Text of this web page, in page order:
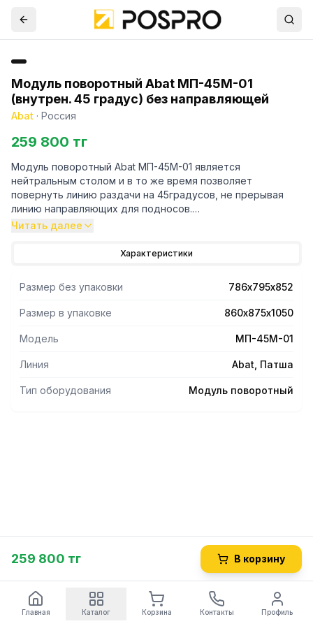
Модуль поворотный Abat МП-45М-01
(внутрен. 45 градус) без направляющей
Abat · Россия
259 800 тг
Модуль поворотный Abat МП-45М-01 является
нейтральным столом и в то же время позволяет
повернуть линию раздачи на 45градусов, не прерывая
линию направляющих для подносов.
- К основанию модуля крепятся облицовки из
со стороны обслуживающего персонала.
- В модуле поворотном МП-45М-01 (внутренний поворот)
со стороны обслуживающего персонала находятся
дверки.
Читать далее
Характеристики
Размер без упаковки 786х795х852
Размер в упаковке 860х875х1050
Модель МП-45М-01
Линия Abat, Патша
Тип оборудования Модуль поворотный
259 800 тг В корзину
Главная Каталог Корзина Контакты Профиль